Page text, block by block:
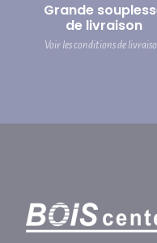
Grande
de livraison
Voir les conditions de